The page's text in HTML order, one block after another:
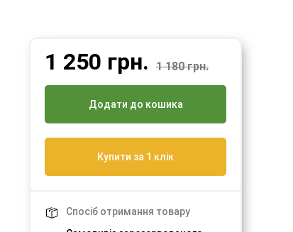
1 250 грн. 1 180 грн.
Додати до кошика
Купити за 1 клік
Спосіб отримання товару